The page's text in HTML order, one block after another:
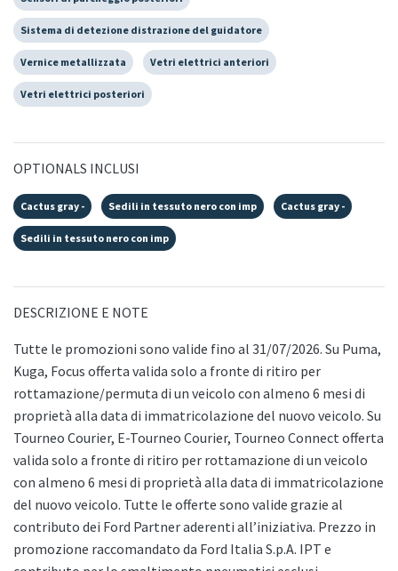
Sistema di detezione distrazione del guidatore
Vernice metallizzata Vetri elettrici anteriori
Vetri elettrici posteriori
OPTIONALS INCLUSI
Cactus gray - Sedili in tessuto nero con imp Cactus gray -
Sedili in tessuto nero con imp
DESCRIZIONE E NOTE
Tutte le promozioni sono valide fino al 31/07/2026. Su Puma,
Kuga, Focus offerta valida solo a fronte di ritiro per
rottamazione/permuta di un veicolo con almeno 6 mesi di
proprietà alla data di immatricolazione del nuovo veicolo. Su
Tourneo Courier, E-Tourneo Courier, Tourneo Connect offerta
valida solo a fronte di ritiro per rottamazione di un veicolo
con almeno 6 mesi di proprietà alla data di immatricolazione
del nuovo veicolo. Tutte le offerte sono valide grazie al
contributo dei Ford Partner aderenti all’iniziativa. Prezzo in
promozione raccomandato da Ford Italia S.p.A. IPT e